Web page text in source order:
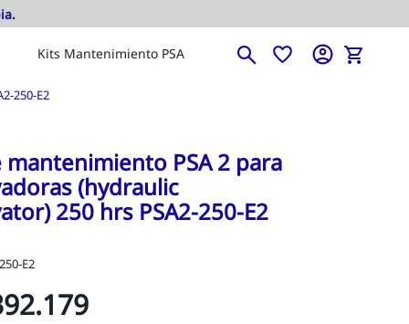
Kits Mantenimiento PSA
250-E2
mantenimiento PSA 2 para
(hydraulic
250 hrs PSA2-250-E2
E2
.179